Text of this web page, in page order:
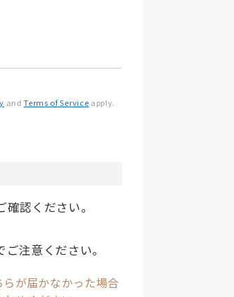
andTerms of Service apply.
認ください。
注意ください。
が届かなかった場合